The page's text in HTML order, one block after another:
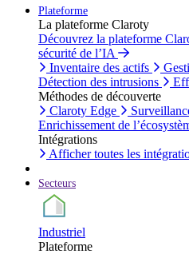
Plateforme
La plateforme Claroty
Découvrez la plateforme
sécurité de l’IA
Inventaire des actifs
Détection des intrusions
Méthodes de découverte
Claroty Edge
Enrichissement de
Intégrations
Afficher toutes les
Secteurs
Industriel
Plateforme